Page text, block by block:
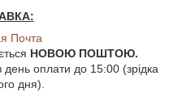
НОВОЮ ПОШТОЮ.
оплати до 15:00 (зрідка
дня).